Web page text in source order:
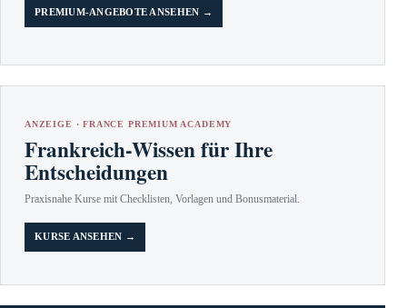
PREMIUM-ANGEBOTE ANSEHEN →
ANZEIGE · FRANCE PREMIUM ACADEMY
Frankreich-Wissen für Ihre
Entscheidungen
Praxisnahe Kurse mit Checklisten, Vorlagen und Bonusmaterial.
KURSE ANSEHEN →